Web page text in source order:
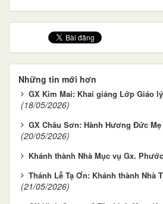
Những tin mới hơn
GX Kim Mai: Khai giảng Lớp Giáo
(18/05/2026)
GX Châu Sơn: Hành Hương Đức
(20/05/2026)
Khánh thành Nhà Mục vụ Gx.
Thánh Lễ Tạ Ơn: Khánh thành Nhà
(21/05/2026)